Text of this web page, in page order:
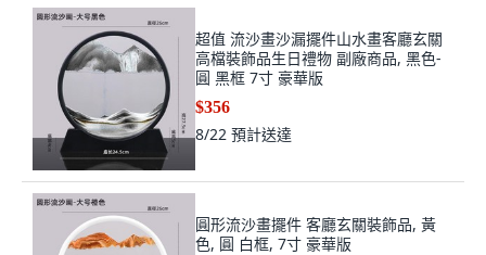
超值 流沙畫沙漏擺件山水畫客廳玄關
高檔裝飾品生日禮物 副廠商品, 黑色-
圓 黑框 7寸 豪華版
$356
8/22 預計送達
圓形流沙畫擺件 客廳玄關裝飾品, 黃
色, 圓 白框, 7寸 豪華版